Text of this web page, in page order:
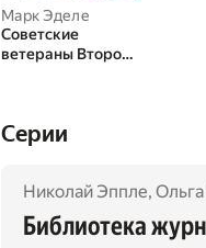
Марк Эделе
Советские
ветераны Второй
авторитарном
Cерии
Николай Эппле,
Библиотека